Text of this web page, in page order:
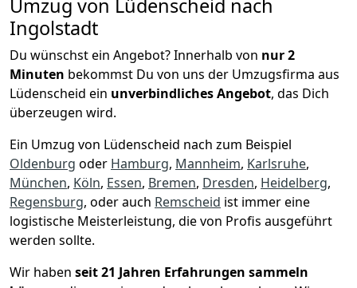
Umzug von Lüdenscheid nach
Ingolstadt
Du wünschst ein Angebot? Innerhalb von nur 2
Minuten bekommst Du von uns der Umzugsfirma aus
Lüdenscheid ein unverbindliches Angebot, das Dich
überzeugen wird.
Ein Umzug von Lüdenscheid nach zum Beispiel
Oldenburg oder Hamburg, Mannheim, Karlsruhe,
München, Köln, Essen, Bremen, Dresden, Heidelberg,
Regensburg, oder auch Remscheid ist immer eine
logistische Meisterleistung, die von Profis ausgeführt
werden sollte.
Wir haben seit21 Jahren Erfahrungen sammeln